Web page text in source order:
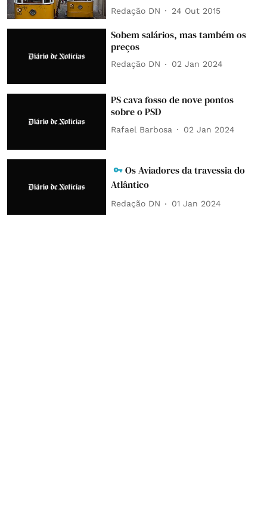
Redação DN 24 Out 2015
Sobem salários, mas também os
preços
Redação DN 02 Jan 2024
PS cava fosso de nove pontos
sobre o PSD
Rafael Barbosa 02 Jan 2024
Os Aviadores da travessia do
Atlântico
Redação DN 01 Jan 2024